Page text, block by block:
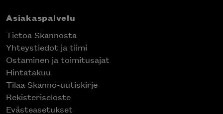
Asiakaspalvelu
Tietoa Skannosta
Yhteystiedot ja tiimi
Ostaminen ja toimitusajat
Hintatakuu
Tilaa Skanno-uutiskirje
Rekisteriseloste
Evästeasetukset